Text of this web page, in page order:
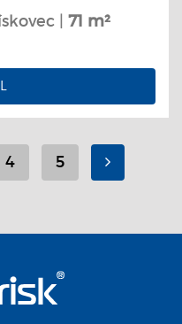
| 71 m²
4 5